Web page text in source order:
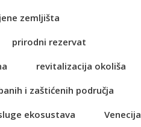
zemljišta
prirodni rezervat
revitalizacija okoliša
i zaštićenih područja
ekosustava
Venecija